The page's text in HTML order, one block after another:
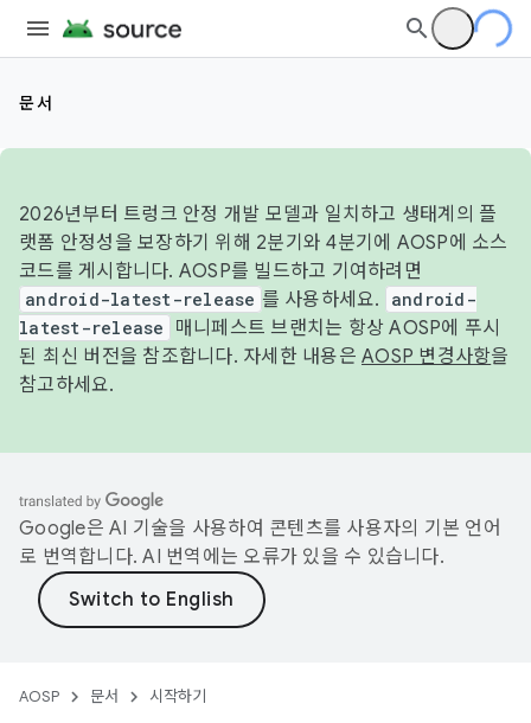
문서
2026년부터 트렁크 안정 개발 모델과 일치하고 생태계의 플
랫폼 안정성을 보장하기 위해 2분기와 4분기에 AOSP에 소스
코드를 게시합니다. AOSP를 빌드하고 기여하려면
android-latest-release 를 사용하세요.
android-
latest-release
매니페스트 브랜치는 항상 AOSP에 푸시
된 최신 버전을 참조합니다. 자세한 내용은 AOSP 변경사항을
참고하세요.
Google은 AI 기술을 사용하여 콘텐츠를 사용자의 기본 언어
로 번역합니다. AI 번역에는 오류가 있을 수 있습니다.
AOSP 문서 시작하기